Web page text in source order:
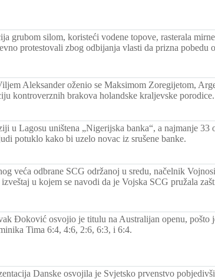
grubom silom, koristeći vodene topove, rasterala
protestovali zbog odbijanja vlasti da prizna pobedu
Aleksander oženio se Maksimom Zoregijetom,
kontroverznih brakova holandske kraljevske porodice.
u Lagosu uništena „Nigerijska banka“, a najmanje
potuklo kako bi uzelo novac iz srušene banke.
veća odbrane SCG održanoj u sredu, načelnik
u kojem se navodi da je Vojska SCG pružala
Ðoković osvojio je titulu na Australijan openu, pošto
Tima 6:4, 4:6, 2:6, 6:3, i 6:4.
Danske osvojila je Svjetsko prvenstvo